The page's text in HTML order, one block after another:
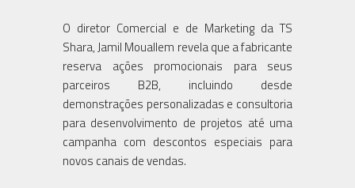
O diretor Comercial e de Marketing da TS
Shara, Jamil Mouallem revela que a fabricante
reserva ações promocionais para seus
parceiros B2B, incluindo desde
demonstrações personalizadas e consultoria
para desenvolvimento de projetos até uma
campanha com descontos especiais para
novos canais de vendas.